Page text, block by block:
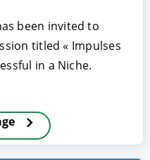
been invited to
titled « Impulses
in a Niche.